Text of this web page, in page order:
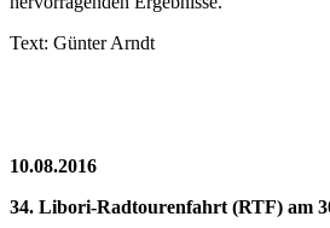
Text: Günter Arndt
10.08.2016
34. Libori-Radtourenfahrt (RTF) am